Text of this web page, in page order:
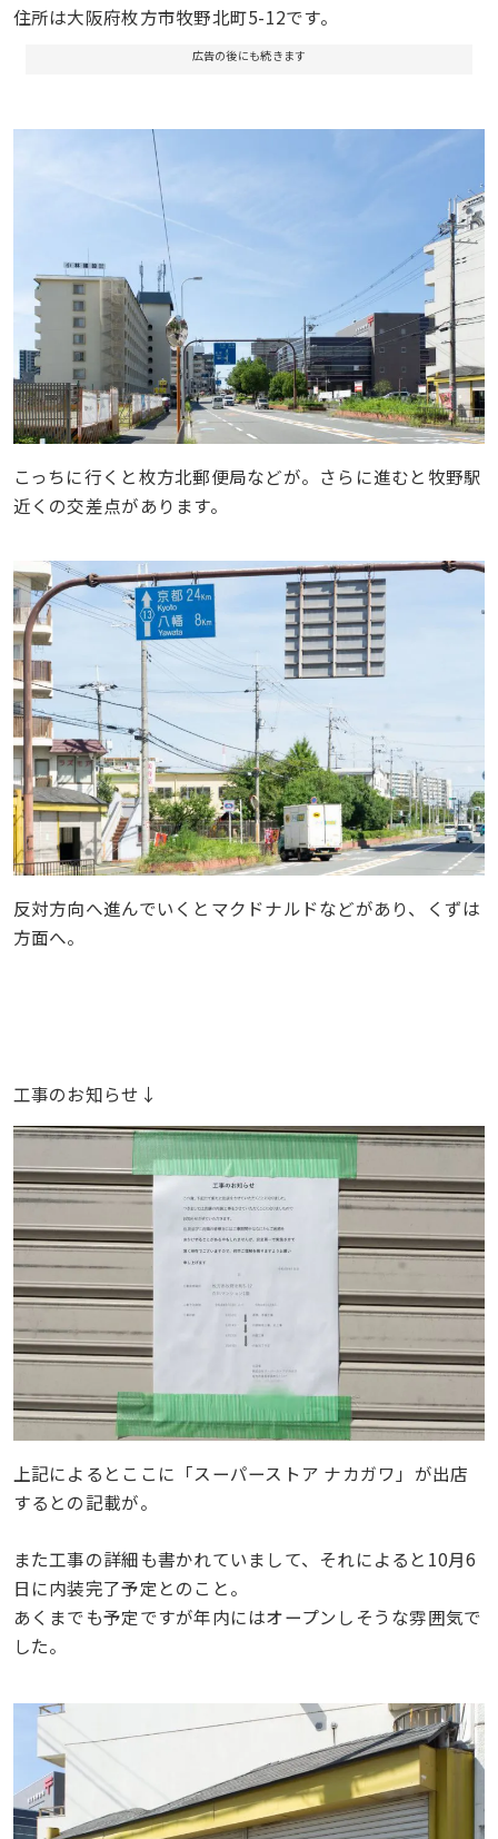
住所は大阪府枚方市牧野北町5-12です。
広告の後にも続きます
こっちに行くと枚方北郵便局などが。さらに進むと牧野駅
近くの交差点があります。
反対方向へ進んでいくとマクドナルドなどがあり、くずは
方面へ。
工事のお知らせ↓
上記によるとここに「スーパーストア ナカガワ」が出店
するとの記載が。
また工事の詳細も書かれていまして、それによると10月6
日に内装完了予定とのこと。
あくまでも予定ですが年内にはオープンしそうな雰囲気で
した。